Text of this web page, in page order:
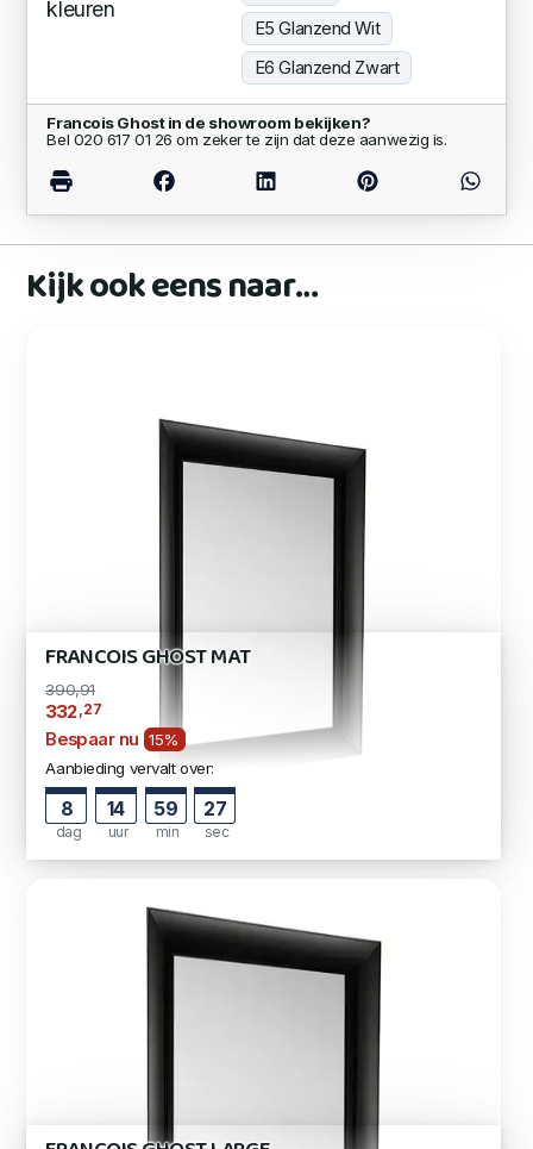
kleuren
E5 Glanzend Wit
E6 Glanzend Zwart
Francois Ghost in de showroom bekijken?
Bel 020 617 01 26 om zeker te zijn dat deze aanwezig is.
Kijk ook eens naar…
FRANCOIS GHOST MAT
390,91
332,27
Bespaar nu 15%
Aanbieding vervalt over:
8
dag
14
uur
59
min
26
sec